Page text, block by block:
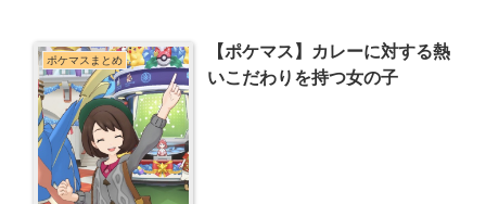
ポケマスまとめ
【ポケマス】カレーに対する熱
いこだわりを持つ女の子